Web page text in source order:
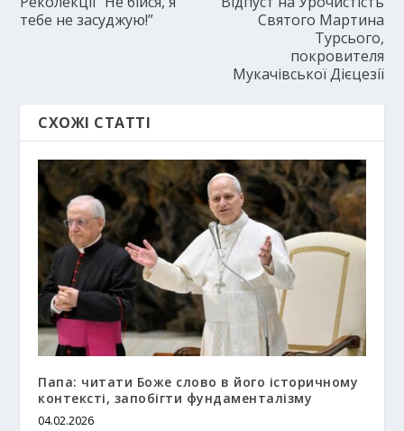
тебе не засуджую!”
Святого Мартина
Турсього,
покровителя
Мукачівської Дієцезії
СХОЖІ СТАТТІ
Папа: читати Боже слово в його історичному
контексті, запобігти фундаменталізму
04.02.2026